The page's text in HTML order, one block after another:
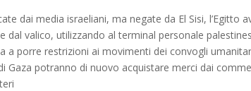
dai media israeliani, ma negate da El Sisi, l’Egitto
dal valico, utilizzando al terminal personale
a porre restrizioni ai movimenti dei convogli
Gaza potranno di nuovo acquistare merci dai